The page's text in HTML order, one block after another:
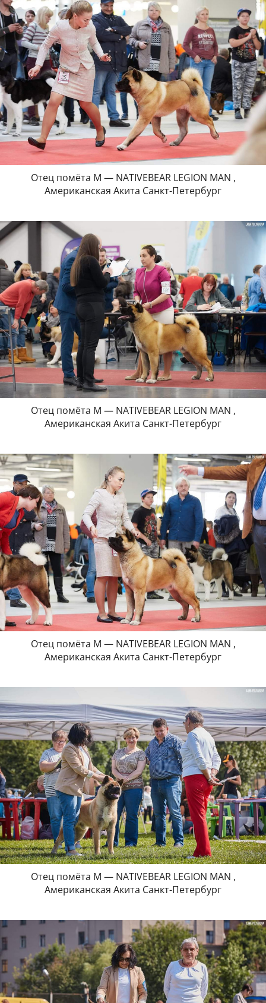
Отец помёта М — NATIVEBEAR LEGION MAN ,
Американская Акита Санкт-Петербург
Отец помёта М — NATIVEBEAR LEGION MAN ,
Американская Акита Санкт-Петербург
Отец помёта М — NATIVEBEAR LEGION MAN ,
Американская Акита Санкт-Петербург
Отец помёта М — NATIVEBEAR LEGION MAN ,
Американская Акита Санкт-Петербург